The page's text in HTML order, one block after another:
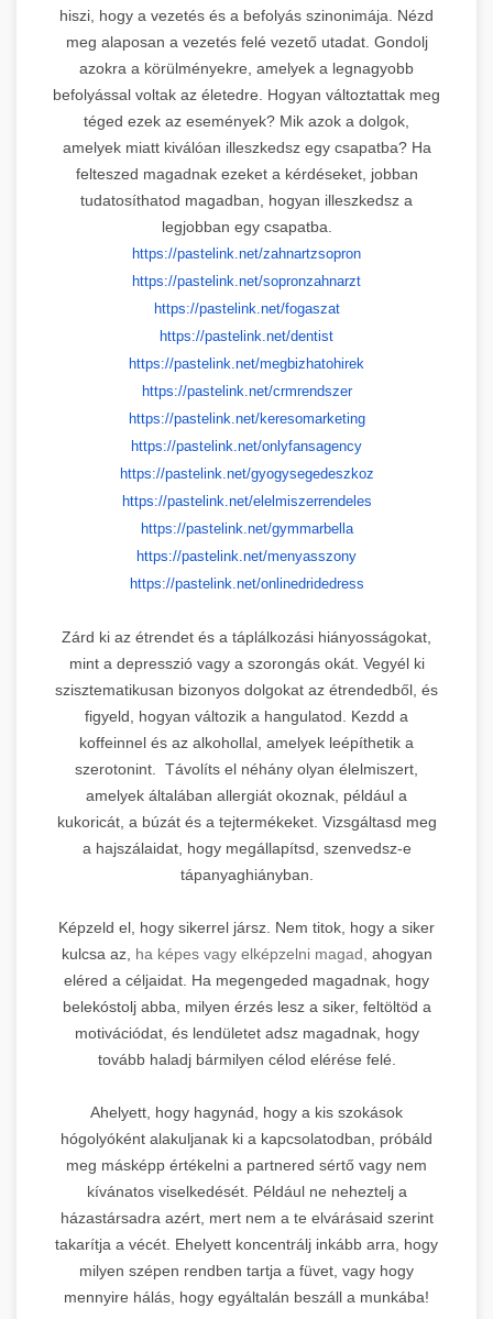
hiszi, hogy a vezetés és a befolyás szinonimája. Nézd
meg alaposan a vezetés felé vezető utadat. Gondolj
azokra a körülményekre, amelyek a legnagyobb
befolyással voltak az életedre. Hogyan változtattak meg
téged ezek az események? Mik azok a dolgok,
amelyek miatt kiválóan illeszkedsz egy csapatba? Ha
felteszed magadnak ezeket a kérdéseket, jobban
tudatosíthatod magadban, hogyan illeszkedsz a
legjobban egy csapatba.
https://pastelink.net/zahnartzsopron
https://pastelink.net/sopronzahnarzt
https://pastelink.net/fogaszat
https://pastelink.net/dentist
https://pastelink.net/megbizhatohirek
https://pastelink.net/crmrendszer
https://pastelink.net/keresomarketing
https://pastelink.net/onlyfansagency
https://pastelink.net/gyogysegedeszkoz
https://pastelink.net/elelmiszerrendeles
https://pastelink.net/gymmarbella
https://pastelink.net/menyasszony
https://pastelink.net/onlinedridedress
Zárd ki az étrendet és a táplálkozási hiányosságokat,
mint a depresszió vagy a szorongás okát. Vegyél ki
szisztematikusan bizonyos dolgokat az étrendedből, és
figyeld, hogyan változik a hangulatod. Kezdd a
koffeinnel és az alkohollal, amelyek leépíthetik a
szerotonint. Távolíts el néhány olyan élelmiszert,
amelyek általában allergiát okoznak, például a
kukoricát, a búzát és a tejtermékeket. Vizsgáltasd meg
a hajszálaidat, hogy megállapítsd, szenvedsz-e
tápanyaghiányban.
Képzeld el, hogy sikerrel jársz. Nem titok, hogy a siker
kulcsa az, ha képes vagy elképzelni magad, ahogyan
eléred a céljaidat. Ha megengeded magadnak, hogy
belekóstolj abba, milyen érzés lesz a siker, feltöltöd a
motivációdat, és lendületet adsz magadnak, hogy
tovább haladj bármilyen célod elérése felé.
Ahelyett, hogy hagynád, hogy a kis szokások
hógolyóként alakuljanak ki a kapcsolatodban, próbáld
meg másképp értékelni a partnered sértő vagy nem
kívánatos viselkedését. Például ne neheztelj a
házastársadra azért, mert nem a te elvárásaid szerint
takarítja a vécét. Ehelyett koncentrálj inkább arra, hogy
milyen szépen rendben tartja a füvet, vagy hogy
mennyire hálás, hogy egyáltalán beszáll a munkába!